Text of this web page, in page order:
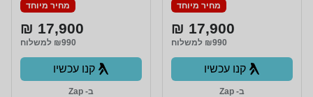
מחיר מיוחד
17,900 ₪
₪990 למשלוח
קנו עכשיו
ב- Zap
מחיר מיוחד
17,900 ₪
₪990 למשלוח
קנו עכשיו
ב- Zap